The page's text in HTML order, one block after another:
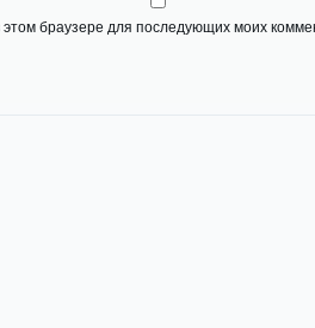
браузере для последующих моих